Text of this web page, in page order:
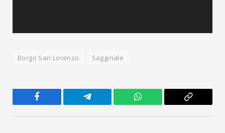
Borgo San Lorenzo Sagginale
Facebook Telegram WhatsApp
Copy